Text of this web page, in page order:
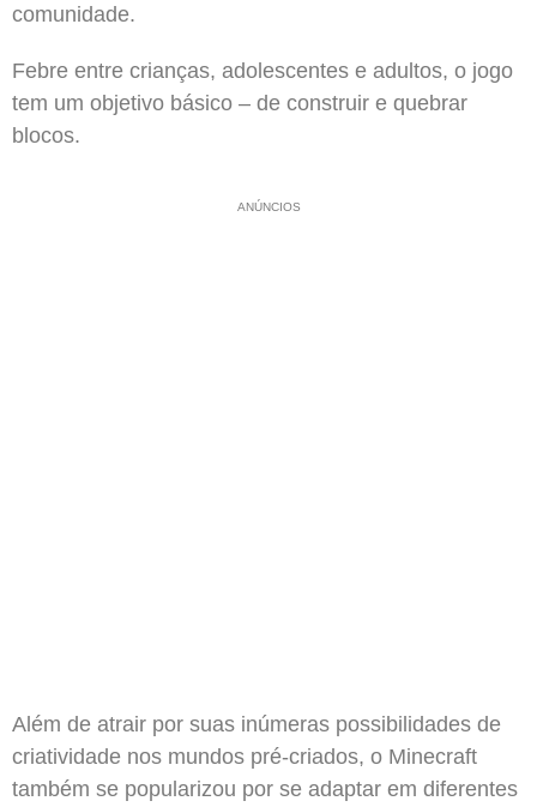
comunidade.
Febre entre crianças, adolescentes e adultos, o jogo
tem um objetivo básico – de construir e quebrar
blocos.
ANÚNCIOS
Além de atrair por suas inúmeras possibilidades de
criatividade nos mundos pré-criados, o Minecraft
também se popularizou por se adaptar em diferentes